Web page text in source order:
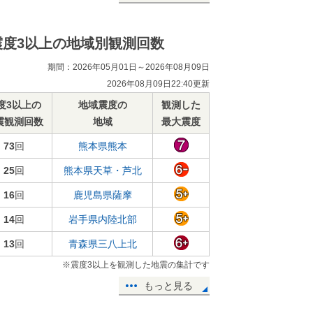
度3以上の地域別観測回数
期間：2026年05月01日～2026年08月09日
2026年08月09日22:40更新
3以上の
観測回数
地域震度の
地域
観測した
最大震度
73回 熊本県熊本
25回 熊本県天草・芦北
16回 鹿児島県薩摩
14回 岩手県内陸北部
13回 青森県三八上北
※震度3以上を観測した地震の集計です
もっと見る